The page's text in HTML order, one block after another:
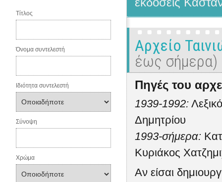
Τίτλος
Όνομα συντελεστή
Ιδιότητα συντελεστή
Σύνοψη
Χρώμα
Αρχείο
έως σήμερα)
Πηγές του
1939-1992:
Δημητρίου
1993-σήμερα:
Κυριάκος
Αν είσαι